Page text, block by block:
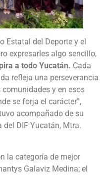
Estatal del Deporte y el
expresarles algo sencillo,
a todo Yucatán. Cada
refleja una perseverancia
y en esos
se forja el carácter”,
acompañado de su
del DIF Yucatán, Mtra.
la categoría de mejor
Galaviz Medina; el